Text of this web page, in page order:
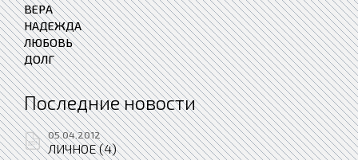
ВЕРА
НАДЕЖДА
ЛЮБОВЬ
ДОЛГ
Последние новости
05.04.2012
ЛИЧНОЕ (4)